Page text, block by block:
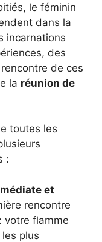
le féminin
dans la
incarnations
des
de ces
la réunion de
toutes les
:
et
rencontre
: votre flamme
plus